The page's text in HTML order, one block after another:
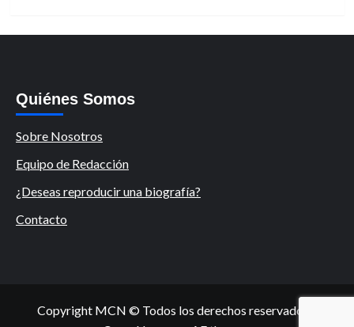
Quiénes Somos
Sobre Nosotros
Equipo de Redacción
¿Deseas reproducir una biografía?
Contacto
Copyright MCN © Todos los derechos reservados.